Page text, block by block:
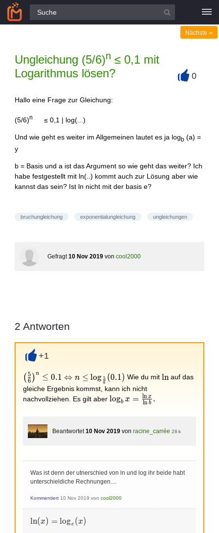
Alle Fragen
Ungleichung (5/6)n ≤ 0,1 mit
Logarithmus lösen?
Nächste »
0
Hallo eine Frage zur Gleichung:
(5/6)n ≤ 0,1 | log(...)
Und wie geht es weiter im Allgemeinen lautet es ja logb (a) =
y
b = Basis und a ist das Argument so wie geht das weiter? Ich
habe festgestellt mit ln(..) kommt auch zur Lösung aber wie
kannst das sein? Ist ln nicht mit der basis e?
bruchungleichung exponentialungleichung ungleichungen
Gefragt 10 Nov 2019 von cool2000
2 Antworten
+
+1
\left(\frac{5}
{6}\right)^n\leq
0.1
\log_{\frac{5}
{6}}(0.1)
( 6
5 )n ≤ 0.1 ⇔ n ≤ log
6
5 (0.1) Wie du mit \ln
ln auf das
gleiche Ergebnis kommst, kann ich nicht
nachvollziehen. Es gilt aber \log_b x
x}{\ln
logb x = lnb
lnx .
Beantwortet 10 Nov 2019 von racine_carrée 28 k
Was ist denn der utnerschied von ln und log ihr beide habt
unterschieldiche Rechnungen....
Kommentiert 10 Nov 2019 von cool2000
\ln(x)=\log_e(x)
ln(x) = loge (x)